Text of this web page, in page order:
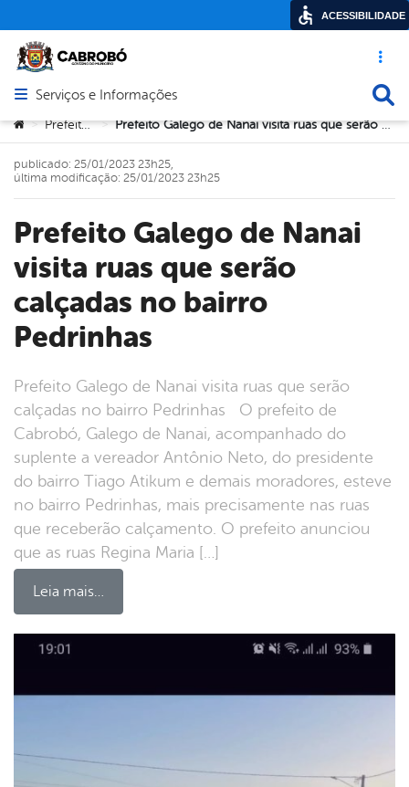
Acesso
Abrir menu principal de navegação
Serviços e Informações
Você está aqui:
> Prefeitura > Prefeito Galego de Nanai visita ruas que serão calçadas no bairro Pedrinhas
Prefeito Galego de Nanai
visita ruas que serão
calçadas no bairro
Pedrinhas
Prefeito Galego de Nanai visita ruas que serão
calçadas no bairro Pedrinhas O prefeito de
Cabrobó, Galego de Nanai, acompanhado do
suplente a vereador Antônio Neto, do presidente
do bairro Tiago Atikum e demais moradores, esteve
no bairro Pedrinhas, mais precisamente nas ruas
que receberão calçamento. O prefeito anunciou
que as ruas Regina Maria […]
Leia mais…
publicado: 25/01/2023 23h25,
última modificação: 25/01/2023 23h25
ACESSIBILIDADE